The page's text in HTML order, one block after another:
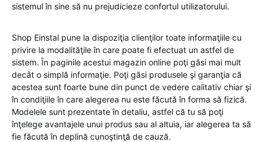
sistemul în sine să nu prejudicieze confortul utilizatorului.
Shop Einstal pune la dispoziţia clienţilor toate informaţiile cu
privire la modalităţile în care poate fi efectuat un astfel de
sistem. În paginile acestui magazin online poţi găsi mai mult
decât o simplă informaţie. Poţi găsi produsele şi garanţia că
acestea sunt foarte bune din punct de vedere calitativ chiar şi
în condiţiile în care alegerea nu este făcută în forma să fizică.
Modelele sunt prezentate în detaliu, astfel că tu să poţi
înţelege avantajele unui produs sau al altuia, iar alegerea ta să
fie făcută în deplină cunoştinţă de cauză.